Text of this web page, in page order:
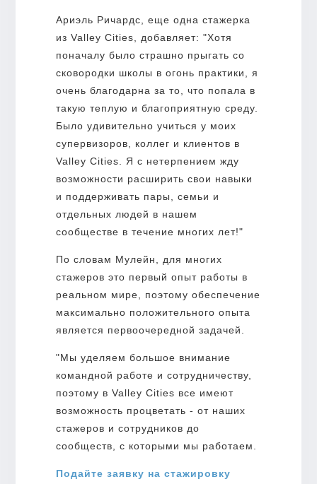
Ариэль Ричардс, еще одна стажерка
из Valley Cities, добавляет: "Хотя
поначалу было страшно прыгать со
сковородки школы в огонь практики, я
очень благодарна за то, что попала в
такую теплую и благоприятную среду.
Было удивительно учиться у моих
супервизоров, коллег и клиентов в
Valley Cities. Я с нетерпением жду
возможности расширить свои навыки
и поддерживать пары, семьи и
отдельных людей в нашем
сообществе в течение многих лет!"
По словам Мулейн, для многих
стажеров это первый опыт работы в
реальном мире, поэтому обеспечение
максимально положительного опыта
является первоочередной задачей.
"Мы уделяем большое внимание
командной работе и сотрудничеству,
поэтому в Valley Cities все имеют
возможность процветать - от наших
стажеров и сотрудников до
сообществ, с которыми мы работаем.
Подайте заявку на стажировку